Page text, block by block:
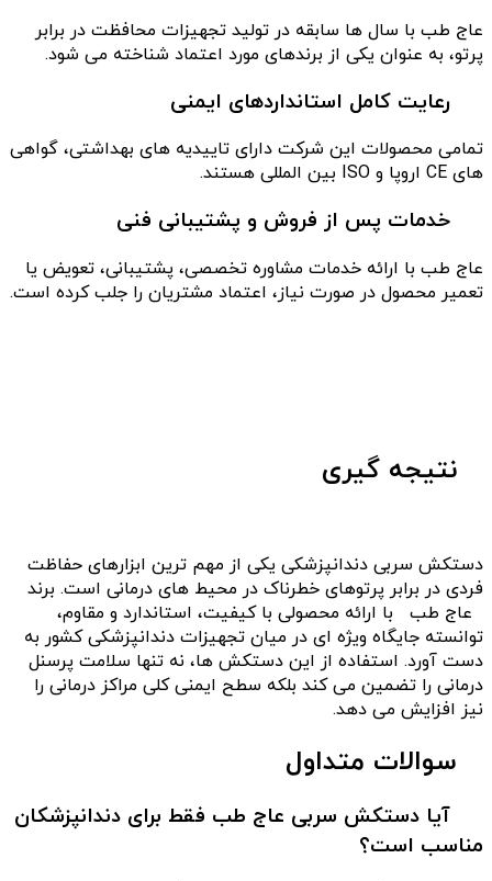
عاج طب با سال ها سابقه در تولید تجهیزات محافظت در برابر
پرتو، به عنوان یکی از برندهای مورد اعتماد شناخته می شود.
رعایت کامل استانداردهای ایمنی
تمامی محصولات این شرکت دارای تاییدیه های بهداشتی، گواهی
های CE اروپا و ISO بین المللی هستند.
خدمات پس از فروش و پشتیبانی فنی
عاج طب با ارائه خدمات مشاوره تخصصی، پشتیبانی، تعویض یا
تعمیر محصول در صورت نیاز، اعتماد مشتریان را جلب کرده است.
نتیجه گیری
دستکش سربی دندانپزشکی یکی از مهم ترین ابزارهای حفاظت
فردی در برابر پرتوهای خطرناک در محیط های درمانی است. برند
عاج طب با ارائه محصولی با کیفیت، استاندارد و مقاوم،
توانسته جایگاه ویژه ای در میان تجهیزات دندانپزشکی کشور به
دست آورد. استفاده از این دستکش ها، نه تنها سلامت پرسنل
درمانی را تضمین می کند بلکه سطح ایمنی کلی مراکز درمانی را
نیز افزایش می دهد.
سوالات متداول
آیا دستکش سربی عاج طب فقط برای دندانپزشکان
مناسب است؟